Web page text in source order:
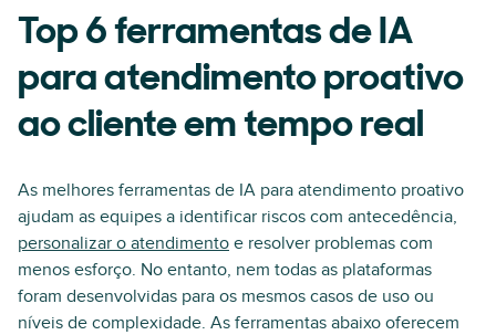
Top 6 ferramentas de IA
para atendimento proativo
ao cliente em tempo real
As melhores ferramentas de IA para atendimento proativo
ajudam as equipes a identificar riscos com antecedência,
personalizar o atendimento e resolver problemas com
menos esforço. No entanto, nem todas as plataformas
foram desenvolvidas para os mesmos casos de uso ou
níveis de complexidade. As ferramentas abaixo oferecem